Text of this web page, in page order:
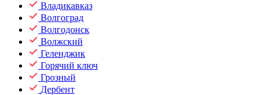
Владикавказ
Волгоград
Волгодонск
Волжский
Геленджик
Горячий ключ
Грозный
Дербент